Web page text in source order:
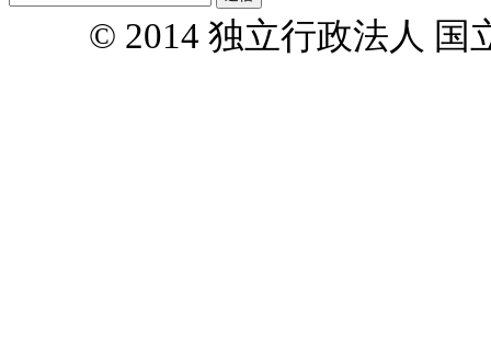
© 2014 独立行政法人 国